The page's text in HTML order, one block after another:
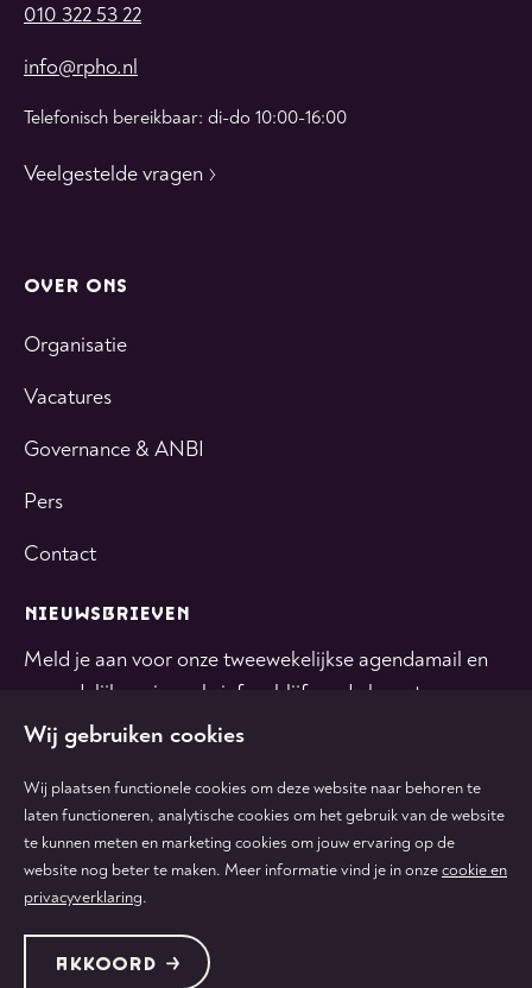
010 322 53 22
info@rpho.nl
Telefonisch bereikbaar: di-do 10:00-16:00
Veelgestelde vragen
OVER ONS
Organisatie
Vacatures
Governance & ANBI
Pers
Contact
NIEUWSBRIEVEN
Meld je aan voor onze tweewekelijkse agendamail en
maandelijkse nieuwsbrief en blijf op de hoogte.
Volg
ons
op
tiktok
Volg
ons
op
facebook
Volg
ons
instagram
Volg
ons
Volg
ons
Protected by:de Merkplaats
Wij gebruiken cookies
Wij plaatsen functionele cookies om deze website naar behoren te
laten functioneren, analytische cookies om het gebruik van de website
te kunnen meten en marketing cookies om jouw ervaring op de
website nog beter te maken. Meer informatie vind je in onzecookie en
privacyverklaring.
AKKOORD